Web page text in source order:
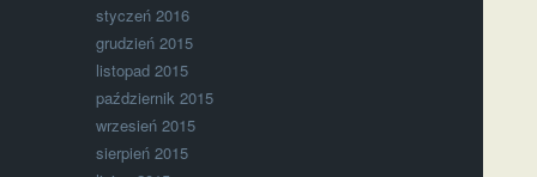
styczeń 2016
grudzień 2015
listopad 2015
październik 2015
wrzesień 2015
sierpień 2015